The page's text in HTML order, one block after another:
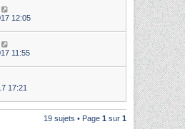
12:05
11:55
17:21
19 sujets • Page 1 sur 1